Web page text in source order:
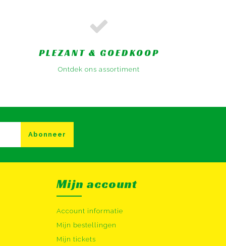
PLEZANT & GOEDKOOP
Ontdek ons assortiment
Abonneer
Mijn account
Account informatie
Mijn bestellingen
Mijn tickets